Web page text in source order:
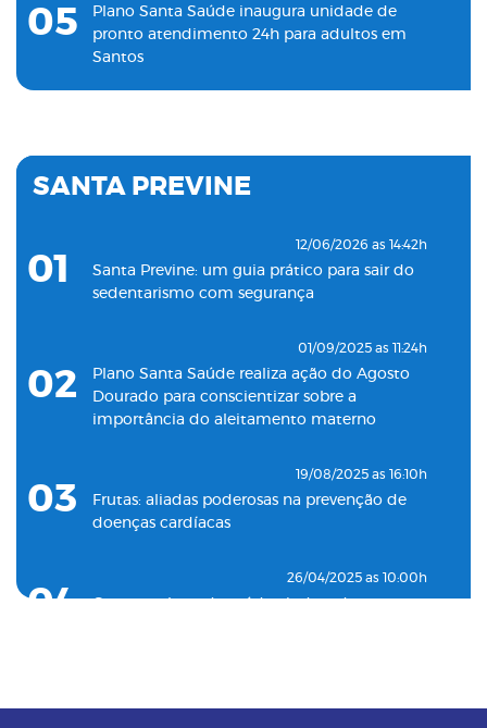
05
Plano Santa Saúde inaugura unidade de
pronto atendimento 24h para adultos em
Santos
Clínica Santa Saúde inaugurará unidade no
município de Guarujá
Santa Saúde Consultas inaugura nova
unidade de coleta laboratorial em conjunto
com o Plano Santa Casa Saúde
SANTA PREVINE
01
12/06/2026 as 14:42h
Santa Previne: um guia prático para sair do
sedentarismo com segurança
02
01/09/2025 as 11:24h
Plano Santa Saúde realiza ação do Agosto
Dourado para conscientizar sobre a
importância do aleitamento materno
03
19/08/2025 as 16:10h
Frutas: aliadas poderosas na prevenção de
doenças cardíacas
04
26/04/2025 as 10:00h
05
Entenda o por que a pressão 12 por 8 passou